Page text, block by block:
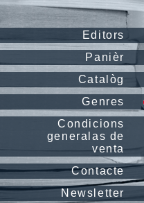
Editors
Panièr
Catalòg
Genres
Condicions
generalas de
venta
Contacte
Newsletter